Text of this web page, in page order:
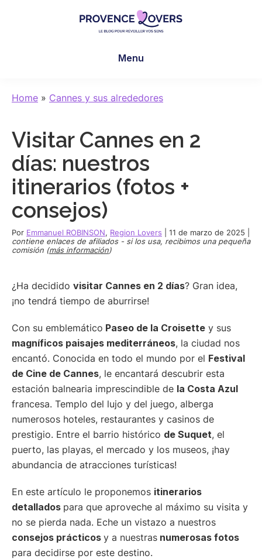
en
Le
de
Claire
et
Manu
Menu
Home » Cannes y sus alrededores
Visitar Cannes en 2
días: nuestros
itinerarios (fotos +
consejos)
Por Emmanuel ROBINSON, Region Lovers 11 de marzo de 2025
contiene enlaces de afiliados - si los usa, recibimos una pequeña
comisión (más información)
¿Ha decidido visitar Cannes en 2 días? Gran idea,
¡no tendrá tiempo de aburrirse!
Con su emblemático Paseo de la Croisette y sus
magníficos paisajes mediterráneos, la ciudad nos
encantó. Conocida en todo el mundo por el Festival
de Cine de Cannes, le encantará descubrir esta
estación balnearia imprescindible de la Costa Azul
francesa. Templo del lujo y del juego, alberga
numerosos hoteles, restaurantes y casinos de
prestigio. Entre el barrio histórico de Suquet, el
puerto, las playas, el mercado y los museos, ¡hay
abundancia de atracciones turísticas!
En este artículo le proponemos itinerarios
detallados para que aproveche al máximo su visita y
no se pierda nada. Eche un vistazo a nuestros
consejos prácticos y a nuestras numerosas fotos
para decidirse por este destino.